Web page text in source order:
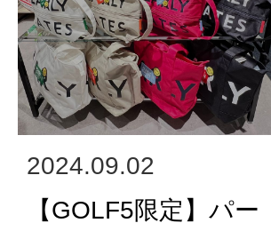
2024.09.02
【GOLF5限定】パー